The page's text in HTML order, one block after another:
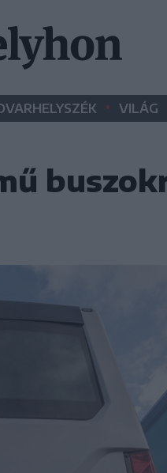
• VILÁG